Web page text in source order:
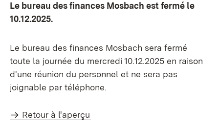
Le bureau des finances Mosbach est fermé le
10.12.2025.
Le bureau des finances Mosbach sera fermé
toute la journée du mercredi 10.12.2025 en raison
d'une réunion du personnel et ne sera pas
joignable par téléphone.
Retour à l'aperçu